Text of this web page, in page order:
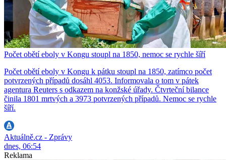
Počet obětí eboly v Kongu stoupl na 1850, nemoc se rychle šíří
Počet obětí eboly v Kongu k pátku stoupl na 1850, zatímco počet
potvrzených případů dosáhl 4053. Informovala o tom v pátek
agentura Reuters s odkazem na konžské úřady. Čtvrteční bilance
činila 1801 mrtvých a 3973 potvrzených případů. Nemoc se rychle
šíří.
Aktuálně.cz - Zprávy
dnes, 06:54
Reklama